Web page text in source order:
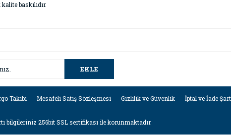
baskılıdır.
EKLE
Takibi Mesafeli Satış Sözleşmesi Gizlilik ve Güvenlik İptal ve İade
bilgileriniz 256bit SSL sertifikası ile korunmaktadır.